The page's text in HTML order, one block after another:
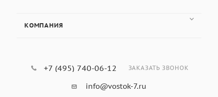
КОМПАНИЯ
+7 (495) 740-06-12 ЗАКАЗАТЬ ЗВОНОК
info@vostok-7.ru